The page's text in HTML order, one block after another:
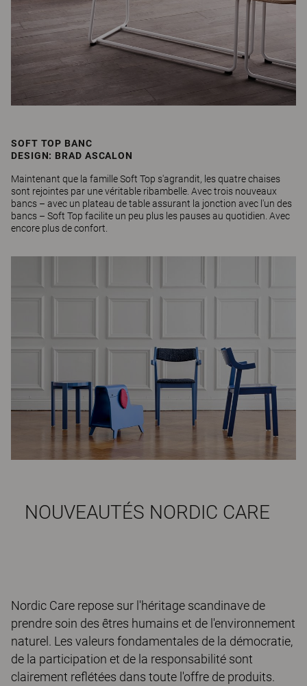
SOFT TOP BANC
DESIGN: BRAD ASCALON
Maintenant que la famille Soft Top s'agrandit, les quatre chaises
sont rejointes par une véritable ribambelle. Avec trois nouveaux
bancs – avec un plateau de table assurant la jonction avec l'un des
bancs – Soft Top facilite un peu plus les pauses au quotidien. Avec
encore plus de confort.
NOUVEAUTÉS NORDIC CARE
Nordic Care repose sur l'héritage scandinave de
prendre soin des êtres humains et de l'environnement
naturel. Les valeurs fondamentales de la démocratie,
de la participation et de la responsabilité sont
clairement reflétées dans toute l'offre de produits.